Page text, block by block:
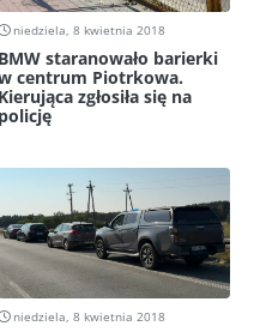
niedziela, 8 kwietnia 2018
BMW staranowało barierki
centrum Piotrkowa.
Kierująca zgłosiła się na
policję
niedziela, 8 kwietnia 2018